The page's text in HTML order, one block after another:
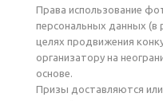
Права использование
персональных данных
целях продвижения
организатору на
основе.
Призы доставляются